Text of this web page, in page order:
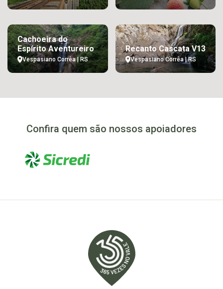
Cachoeira do
Espírito Aventureiro
Vespasiano Corrêa | RS
Recanto Cascata V13
Vespasiano Corrêa | RS
Confira quem são nossos apoiadores